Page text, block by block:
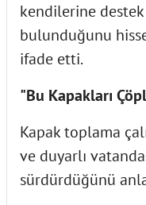
kendilerine
bulunduğunu
ifade etti.
"Bu Kapakları
Kapak toplama
ve duyarlı
sürdürdüğünü